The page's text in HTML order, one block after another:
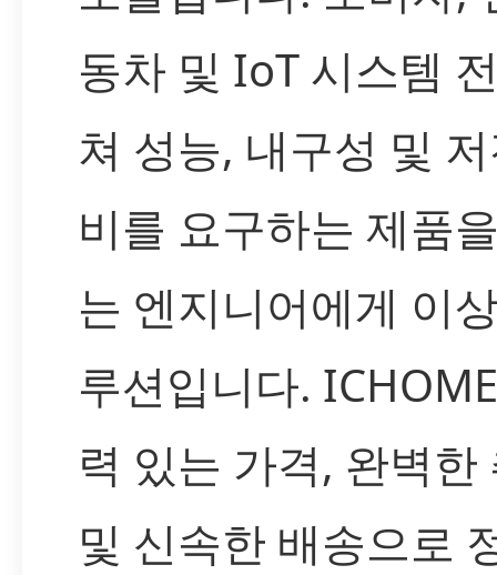
동차 및 IoT 시스템
쳐 성능, 내구성 및
비를 요구하는 제품
는 엔지니어에게 이
루션입니다.
력 있는 가격, 완벽한
및 신속한 배송으로